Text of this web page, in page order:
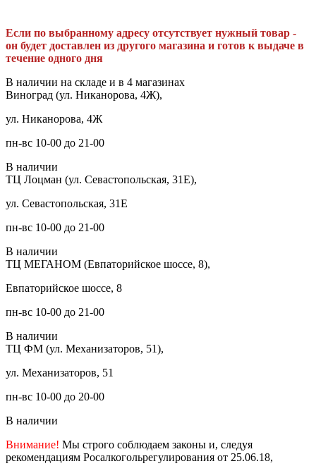
Если по выбранному адресу отсутствует нужный товар -
он будет доставлен из другого магазина и готов к выдаче в
течение одного дня
В наличии на складе и в 4 магазинах
Виноград (ул. Никанорова, 4Ж),
ул. Никанорова, 4Ж
пн-вс 10-00 до 21-00
В наличии
ТЦ Лоцман (ул. Севастопольская, 31Е),
ул. Севастопольская, 31Е
пн-вс 10-00 до 21-00
В наличии
ТЦ МЕГАНОМ (Евпаторийское шоссе, 8),
Евпаторийское шоссе, 8
пн-вс 10-00 до 21-00
В наличии
ТЦ ФМ (ул. Механизаторов, 51),
ул. Механизаторов, 51
пн-вс 10-00 до 20-00
В наличии
Внимание! Мы строго соблюдаем законы и, следуя
рекомендациям Росалкогольрегулирования от 25.06.18,